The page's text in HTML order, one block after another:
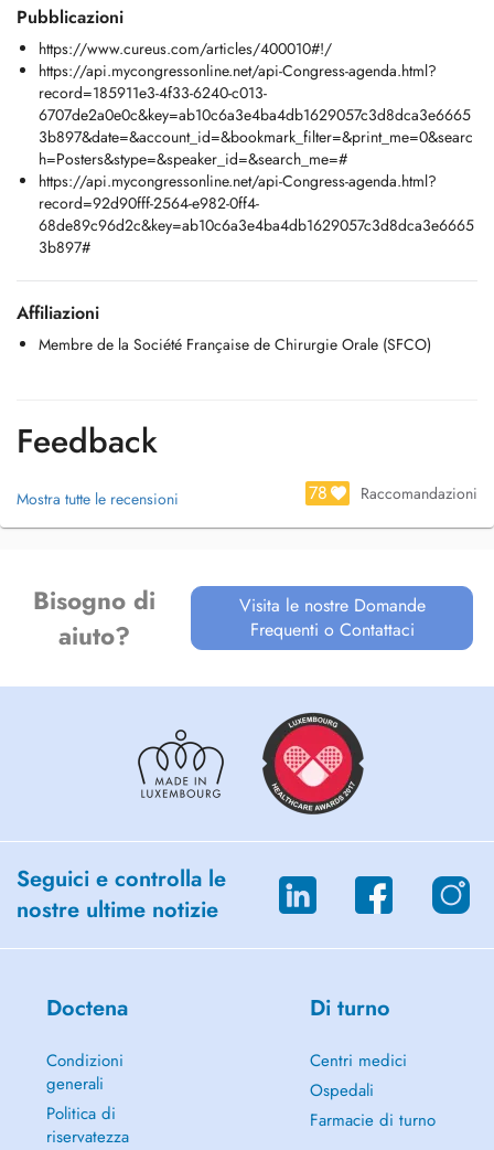
Pubblicazioni
https://www.cureus.com/articles/400010#!/
https://api.mycongressonline.net/api-Congress-agenda.html?
record=185911e3-4f33-6240-c013-
6707de2a0e0c&key=ab10c6a3e4ba4db1629057c3d8dca3e6665
3b897&date=&account_id=&bookmark_filter=&print_me=0&searc
h=Posters&stype=&speaker_id=&search_me=#
https://api.mycongressonline.net/api-Congress-agenda.html?
record=92d90fff-2564-e982-0ff4-
68de89c96d2c&key=ab10c6a3e4ba4db1629057c3d8dca3e6665
3b897#
Affiliazioni
Membre de la Société Française de Chirurgie Orale (SFCO)
Feedback
Mostra tutte le recensioni 78 Raccomandazioni
Bisogno di
aiuto?
Visita le nostre Domande
Frequenti o Contattaci
Seguici e controlla le
nostre ultime notizie
Doctena
Condizioni
generali
Politica di
riservatezza
Di turno
Centri medici
Ospedali
Farmacie di turno